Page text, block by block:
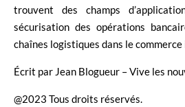
trouvent des champs
sécurisation des opérations
chaînes logistiques dans le
Écrit par Jean Blogueur – Vive les
@2023 Tous droits réservés.